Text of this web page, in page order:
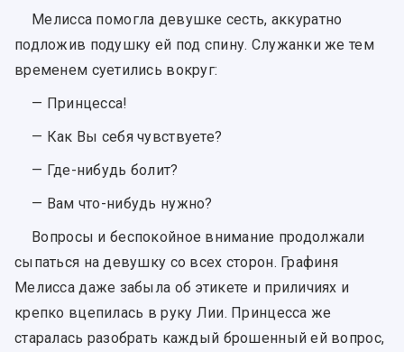
Мелисса помогла девушке сесть, аккуратно
подложив подушку ей под спину. Служанки же тем
временем суетились вокруг:
— Принцесса!
— Как Вы себя чувствуете?
— Где-нибудь болит?
— Вам что-нибудь нужно?
Вопросы и беспокойное внимание продолжали
сыпаться на девушку со всех сторон. Графиня
Мелисса даже забыла об этикете и приличиях и
крепко вцепилась в руку Лии. Принцесса же
старалась разобрать каждый брошенный ей вопрос,